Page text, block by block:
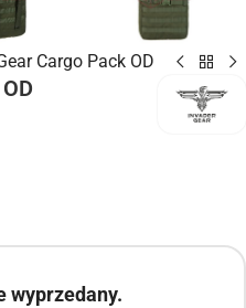
Cargo Pack OD
wyprzedany.